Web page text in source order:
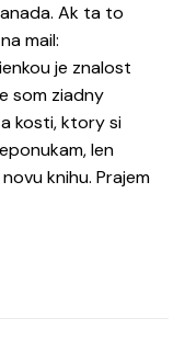
Ak ta to
mail:
je znalost
som ziadny
kosti, ktory si
len
knihu. Prajem